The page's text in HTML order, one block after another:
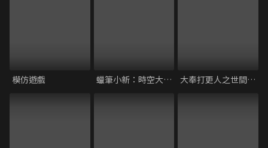
模仿遊戲 蠟筆小新：時空大冒險 大奉打更人之世間無我這般人